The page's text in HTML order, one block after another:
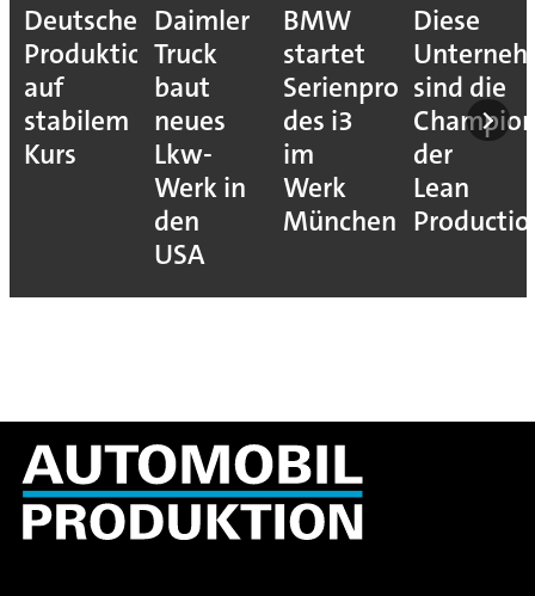
Deutsche
Produktion
auf
stabilem
Kurs
Daimler
Truck
baut
neues
Lkw-
Werk in
den
USA
BMW
startet
Serienproduktion
des i3
im
Werk
München
Diese
sind die
der
Lean